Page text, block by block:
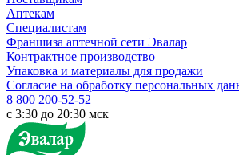
Аптекам
Специалистам
Франшиза аптечной сети Эвалар
Контрактное производство
Упаковка и материалы для продажи
Согласие на обработку персональных
8 800 200-52-52
c 3:30 до 20:30 мск